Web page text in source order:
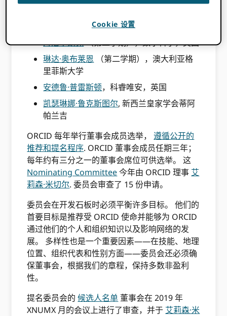
归的董事会成员:
（研究员），日本东北大学
丹尼尔胡克（第二学期），数字科学，英国
琳达·奥布莱恩 （第二学期），澳大利亚格
里菲斯大学
安德鲁·普雷斯顿，科睿唯安，英国
凯瑟琳娜·鲁克斯图尔, 新西兰皇家学会蒂阿
帕兰吉
ORCID 每年举行董事会成员选举，遵循公开的
推荐和提名程序. ORCID 董事会成员任期三年；
每年约有三分之一的董事会席位可供选举。 这
Nominating Committee今年由 ORCID 理事 艾
莉森·米切尔. 委员会审查了 15 份申请。
委员会在开发石板时必须平衡许多目标。 他们的
首要目标是推荐受 ORCID 使命并能够为 ORCID
通过他们的个人和组织知识以及影响网络的发
展。 多样性也是一个重要因素——在技能、地理
位置、组织代表和性别方面——委员会还必须确
保董事会，根据我们的章程，保持多数非盈利
性。
提名委员会的候选人名单 董事会在 2019 年
XNUMX 月的会议上进行了审查，并于 艾莉森·米
Cookie 设置